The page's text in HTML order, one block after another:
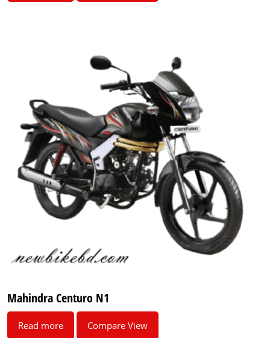
Mahindra Centuro N1
Read more Compare View